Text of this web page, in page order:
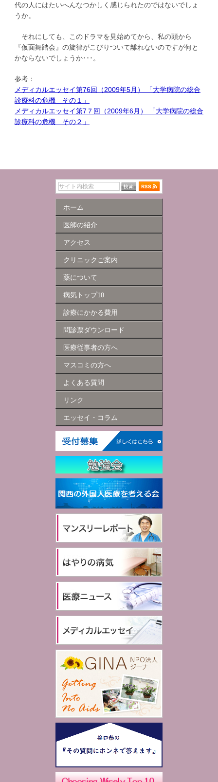
代の人にはたいへんなつかしく感じられたのではないでしょ
うか。
それにしても、このドラマを見始めてから、私の頭から
『仮面舞踏会』の旋律がこびりついて離れないのですが何と
かならないでしょうか･･･。
参考：
メディカルエッセイ第76回（2009年5月） 「大学病院の総合
診療科の危機 その１」
メディカルエッセイ第7７回（2009年6月） 「大学病院の総合
診療科の危機 その２」
ホーム
医師の紹介
アクセス
クリニックご案内
薬について
病気トップ10
診療にかかる費用
問診票ダウンロード
医療従事者の方へ
マスコミの方へ
よくある質問
リンク
エッセイ・コラム